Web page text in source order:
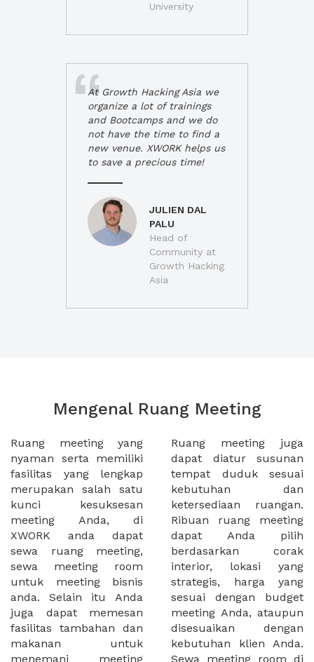
University
At Growth Hacking Asia we
organize a lot of trainings
and Bootcamps and we do
not have the time to find a
new venue. XWORK helps us
to save a precious time!
JULIEN DAL
PALU
Head of
Community at
Growth Hacking
Asia
Mengenal Ruang Meeting
Ruang meeting yang
nyaman serta memiliki
fasilitas yang lengkap
merupakan salah satu
kunci kesuksesan
meeting Anda, di
XWORK anda dapat
sewa ruang meeting,
sewa meeting room
untuk meeting bisnis
anda. Selain itu Anda
juga dapat memesan
fasilitas tambahan dan
makanan untuk
menemani meeting
Ruang meeting juga
dapat diatur susunan
tempat duduk sesuai
kebutuhan dan
ketersediaan ruangan.
Ribuan ruang meeting
dapat Anda pilih
berdasarkan corak
interior, lokasi yang
strategis, harga yang
sesuai dengan budget
meeting Anda, ataupun
disesuaikan dengan
kebutuhan klien Anda.
Sewa meeting room di